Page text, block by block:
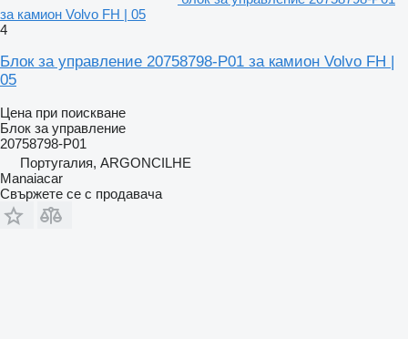
за камион Volvo FH | 05
4
Блок за управление 20758798-P01 за камион Volvo FH |
05
Цена при поискване
Блок за управление
20758798-P01
Португалия, ARGONCILHE
Manaiacar
Свържете се с продавача